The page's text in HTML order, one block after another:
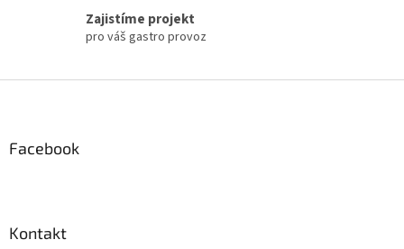
Zajistíme projekt
pro váš gastro provoz
Facebook
Kontakt